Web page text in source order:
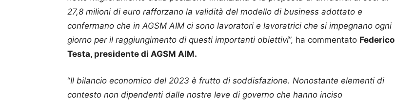
27,8 milioni di euro rafforzano la validità del modello di business adottato e
confermano che in AGSM AIM ci sono lavoratori e lavoratrici che si impegnano ogni
giorno per il raggiungimento di questi importanti obiettivi”, ha commentato Federico
Testa, presidente di AGSM AIM.
“Il bilancio economico del 2023 è frutto di soddisfazione. Nonostante elementi di
contesto non dipendenti dalle nostre leve di governo che hanno inciso